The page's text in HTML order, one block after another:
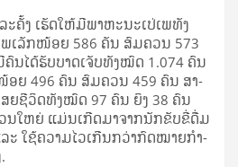
ຄັ້ງ ເຮັດ​ໃຫ້​ມີ​ພາ­ຫະ­ນະ​ເປ່​ເພ​ທັງ​
ເລັກ​ໜ້ອຍ 586 ຄັນ ສົມ­ຄວນ 573
ນ​ໄດ້​ຮັບ​ບາດ­ເຈັບ​ທັງ​ໝົດ 1.074 ຄົນ
ອຍ 496 ຄົນ ສົມ­ຄວນ 459 ຄົນ ສາ­
ຍ​ຊີ­ວິດ​ທັງ​ໝົດ 97 ຄົນ ຍິງ 38 ຄົນ
ນ​ໃຫຍ່ ແມ່ນ​ເກີດ​ມາ​ຈາກ​ນັກ​ຂັບ​ຂີ່​ດື່ມ​
ະ ໃຊ້​ຄວາມ​ໄວ​ເກີນ​ກວ່າ​ກົດ­ໝາຍ​ກຳ­